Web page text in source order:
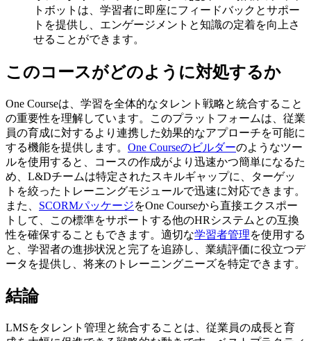
トボットは、学習者に即座にフィードバックとサポー
トを提供し、エンゲージメントと知識の定着を向上さ
せることができます。
このコースがどのように対処するか
One Courseは、学習を全体的なタレント戦略と統合すること
の重要性を理解しています。このプラットフォームは、従業
員の育成に対するより連携した効果的なアプローチを可能に
する機能を提供します。 One Courseのビルダーのようなツー
ルを使用すると、コースの作成がより迅速かつ簡単になるた
め、L&Dチームは特定されたスキルギャップに、ターゲッ
トを絞ったトレーニングモジュールで迅速に対応できます。
また、 SCORMパッケージをOne Courseから直接エクスポー
トして、この標準をサポートする他のHRシステムとの互換
性を確保することもできます。適切な学習者管理を使用する
と、学習者の進捗状況と完了を追跡し、業績評価に役立つデ
ータを提供し、将来のトレーニングニーズを特定できます。
結論
LMSをタレント管理と統合することは、従業員の成長と育